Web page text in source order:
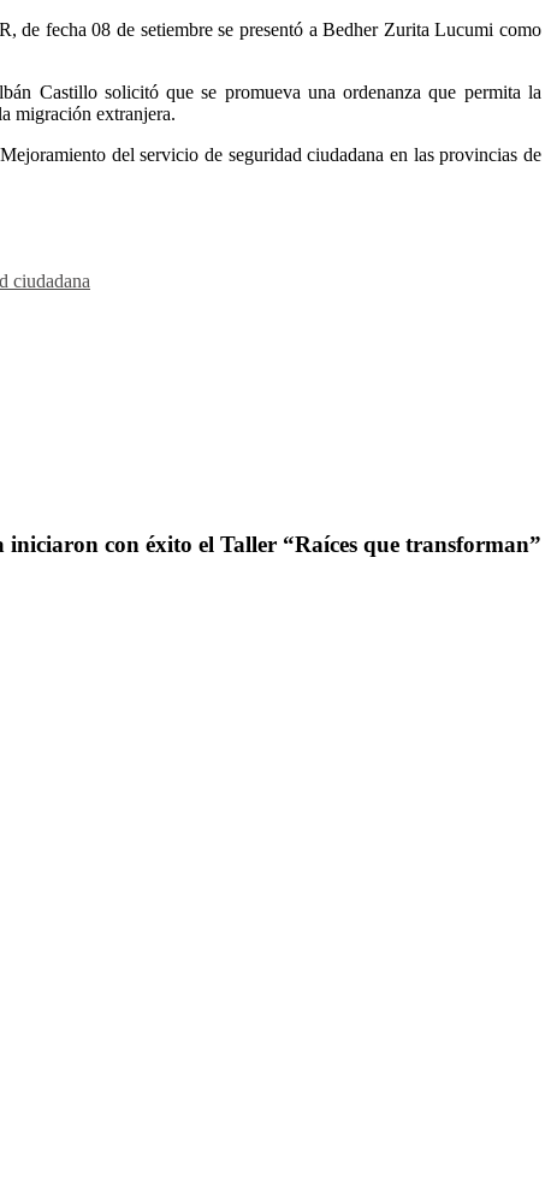
fecha 08 de setiembre se presentó a Bedher Zurita Lucumi como
Castillo solicitó que se promueva una ordenanza que permita la
migración extranjera.
del servicio de seguridad ciudadana en las provincias de
ciudadana
con éxito el Taller “Raíces que transforman”